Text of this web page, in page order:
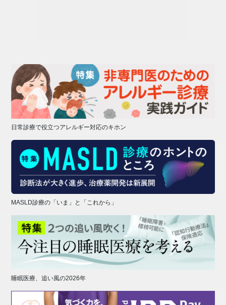
日常診療で役立つアレルギー対応のキホン
MASLD診療の「いま」と「これから」
睡眠医療、追い風の2026年